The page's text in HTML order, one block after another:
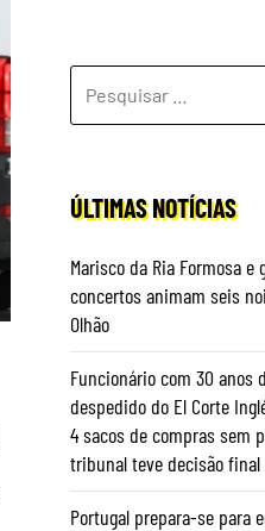
POR:
ÚLTIMAS NOTÍCIAS
Marisco da Ria Formosa e
concertos animam seis
Olhão
Funcionário com 30 anos
despedido do El Corte
4 sacos de compras sem
tribunal teve decisão final
Portugal prepara-se para